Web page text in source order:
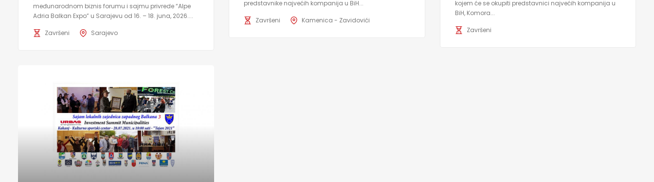
međunarodnom biznis forumu i sajmu privrede “Alpe
Adria Balkan Expo” u Sarajevu od 16. – 18. juna, 2026....
Završeni Sarajevo
predstavnike najvećih kompanija u BiH...
Završeni Kamenica - Zavidovići
kojem će se okupiti predstavnici najvećih kompanija u
BiH, Komora...
Završeni